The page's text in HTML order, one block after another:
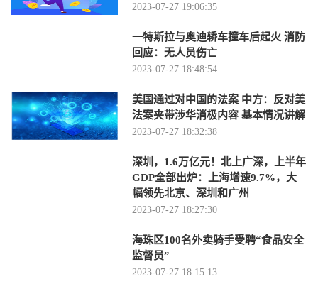
2023-07-27 19:06:35
一特斯拉与奥迪轿车撞车后起火 消防
回应：无人员伤亡
2023-07-27 18:48:54
美国通过对中国的法案 中方：反对美
法案夹带涉华消极内容 基本情况讲解
2023-07-27 18:32:38
深圳，1.6万亿元！北上广深，上半年
GDP全部出炉：上海增速9.7%，大
幅领先北京、深圳和广州
2023-07-27 18:27:30
海珠区100名外卖骑手受聘“食品安全
监督员”
2023-07-27 18:15:13